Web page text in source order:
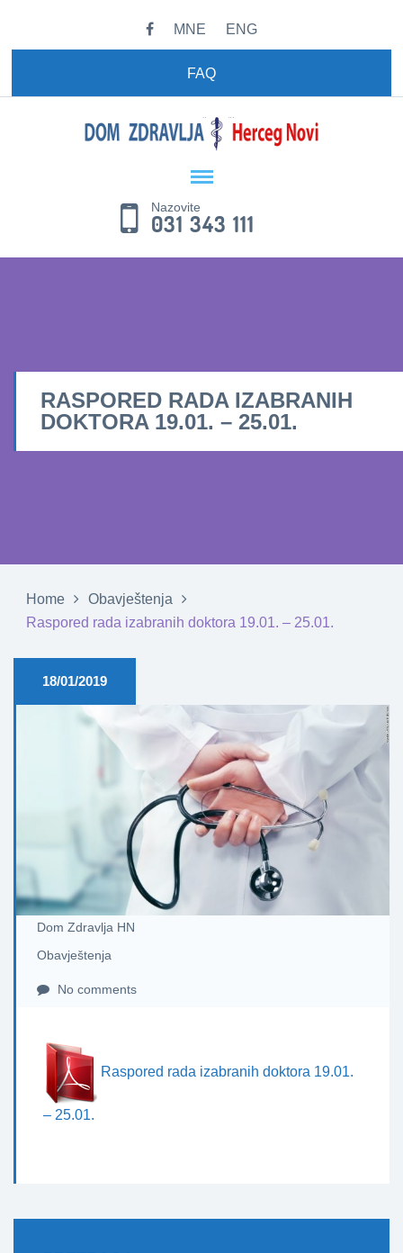
MNE ENG
FAQ
Nazovite
031 343 111
RASPORED RADA IZABRANIH
DOKTORA 19.01. – 25.01.
Home
Obavještenja
Raspored rada izabranih doktora 19.01. – 25.01.
18/01/2019
Dom Zdravlja HN
Obavještenja
No comments
Raspored rada izabranih doktora 19.01.
– 25.01.